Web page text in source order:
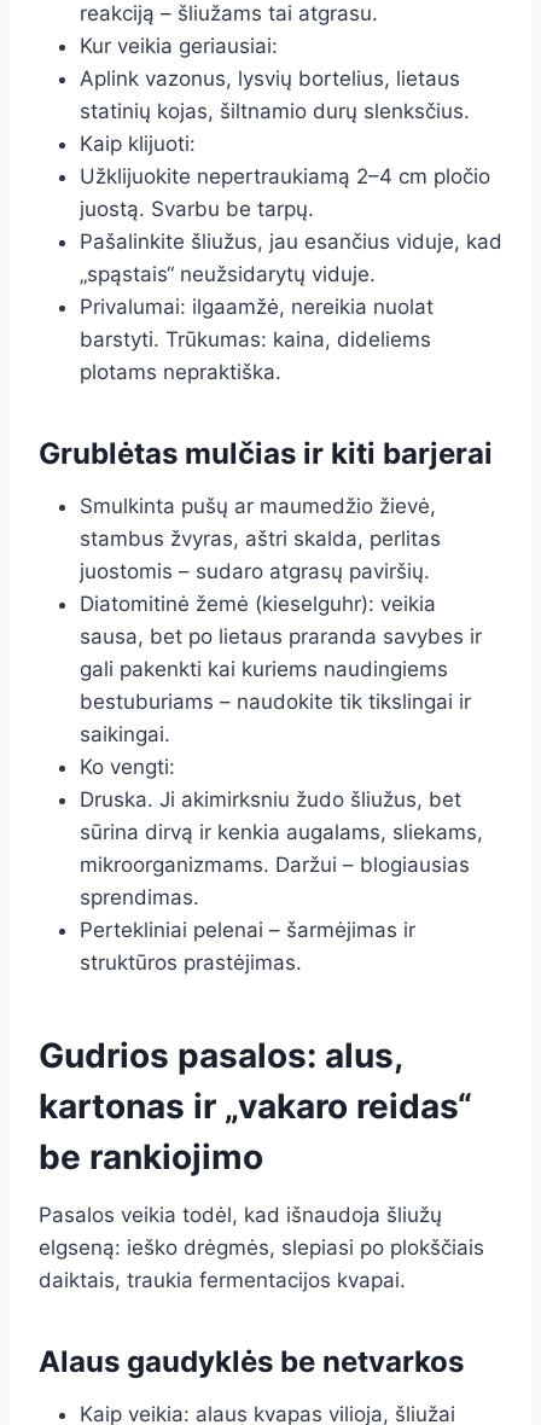
reakciją – šliužams tai atgrasu.
Kur veikia geriausiai:
Aplink vazonus, lysvių bortelius, lietaus
statinių kojas, šiltnamio durų slenksčius.
Kaip klijuoti:
Užklijuokite nepertraukiamą 2–4 cm pločio
juostą. Svarbu be tarpų.
Pašalinkite šliužus, jau esančius viduje, kad
„spąstais“ neužsidarytų viduje.
Privalumai: ilgaamžė, nereikia nuolat
barstyti. Trūkumas: kaina, dideliems
plotams nepraktiška.
Grublėtas mulčias ir kiti barjerai
Smulkinta pušų ar maumedžio žievė,
stambus žvyras, aštri skalda, perlitas
juostomis – sudaro atgrasų paviršių.
Diatomitinė žemė (kieselguhr): veikia
sausa, bet po lietaus praranda savybes ir
gali pakenkti kai kuriems naudingiems
bestuburiams – naudokite tik tikslingai ir
saikingai.
Ko vengti:
Druska. Ji akimirksniu žudo šliužus, bet
sūrina dirvą ir kenkia augalams, sliekams,
mikroorganizmams. Daržui – blogiausias
sprendimas.
Pertekliniai pelenai – šarmėjimas ir
struktūros prastėjimas.
Gudrios pasalos: alus,
kartonas ir „vakaro reidas“
be rankiojimo
Pasalos veikia todėl, kad išnaudoja šliužų
elgseną: ieško drėgmės, slepiasi po plokščiais
daiktais, traukia fermentacijos kvapai.
Alaus gaudyklės be netvarkos
Kaip veikia: alaus kvapas vilioja, šliužai